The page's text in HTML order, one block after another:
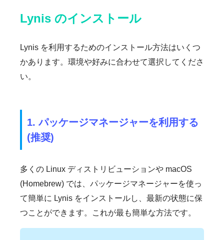
Lynis のインストール
Lynis を利用するためのインストール方法はいくつ
かあります。環境や好みに合わせて選択してくださ
い。
1. パッケージマネージャーを利用する
(推奨)
多くの Linux ディストリビューションや macOS
(Homebrew) では、パッケージマネージャーを使っ
て簡単に Lynis をインストールし、最新の状態に保
つことができます。これが最も簡単な方法です。